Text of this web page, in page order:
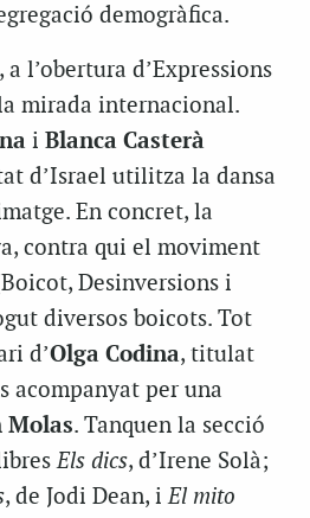
demogràfica.
l’obertura d’Expressions
mirada internacional.
i Blanca Casterà
d’Israel utilitza la dansa
En concret, la
, contra qui el moviment
Desinversions i
diversos boicots. Tot
d’Olga Codina, titulat
acompanyat per una
Molas. Tanquen la secció
Els dics, d’Irene Solà;
, de Jodi Dean, iEl mito